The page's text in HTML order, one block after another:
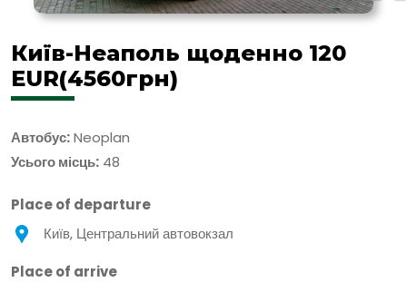
Київ-Неаполь щоденно 120
EUR(4560грн)
Автобус:Neoplan
Усього місць: 48
Place of departure
Київ, Центральний автовокзал
Place of arrive